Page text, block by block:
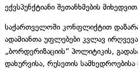
ექვსპუნქტიანი შეთანხმების
საქართველოში კონფლიქტით
ადამიანთა უფლებები კვლავ
„ბორდერიზაციის“ პოლიტიკის,
დახურვისა, რუსეთის